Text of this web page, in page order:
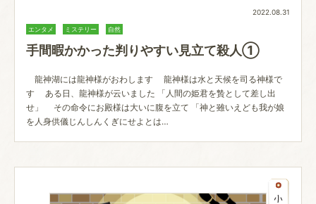
2022.08.31
エンタメ ミステリー 自然
手間暇かかった判りやすい見立て殺人①
龍神湖には龍神様がおわします 龍神様は水と天候を司る神様で
す ある日、龍神様が云いました 「人間の姫君を贄として差し出
せ」 その命令にお殿様は大いに腹を立て 「神と雖いえども我が娘
を人身供儀じんしんくぎにせよとは…